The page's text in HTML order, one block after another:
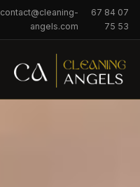
07 84 67
53 75
contact@cleaning-
angels.com